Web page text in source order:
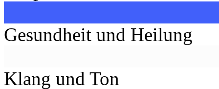
Gesundheit und Heilung
Klang und Ton